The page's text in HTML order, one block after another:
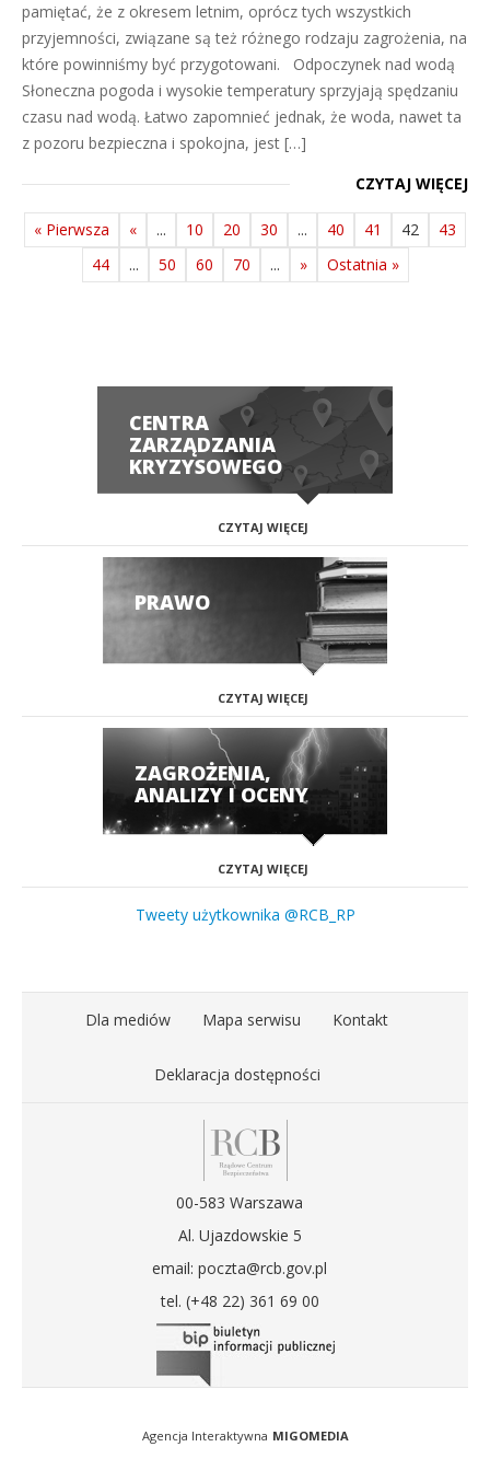
pamiętać, że z okresem letnim, oprócz tych wszystkich
przyjemności, związane są też różnego rodzaju zagrożenia, na
które powinniśmy być przygotowani. Odpoczynek nad wodą
Słoneczna pogoda i wysokie temperatury sprzyjają spędzaniu
czasu nad wodą. Łatwo zapomnieć jednak, że woda, nawet ta
z pozoru bezpieczna i spokojna, jest […]
CZYTAJ WIĘCEJ
« Pierwsza « ... 10 20 30 ... 40 41 42
43
44
... 50 60 70 ... » Ostatnia »
CENTRA
ZARZĄDZANIA
KRYZYSOWEGO
CZYTAJ WIĘCEJ
PRAWO
CZYTAJ WIĘCEJ
ZAGROŻENIA,
ANALIZY I OCENY
CZYTAJ WIĘCEJ
Tweety użytkownika @RCB_RP
Dla mediów Mapa serwisu Kontakt
Deklaracja dostępności
00-583 Warszawa
Al. Ujazdowskie 5
email: poczta@rcb.gov.pl
tel. (+48 22) 361 69 00
Agencja Interaktywna MIGOMEDIA